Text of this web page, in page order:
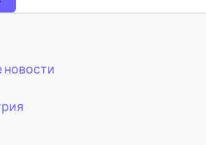
новости